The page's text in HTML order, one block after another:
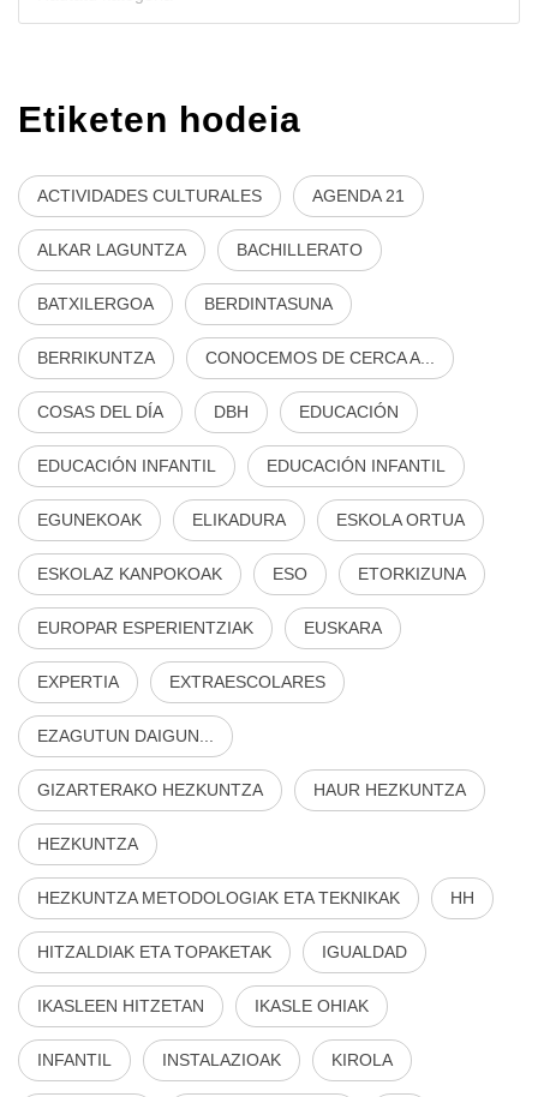
Etiketen hodeia
ACTIVIDADES CULTURALES AGENDA 21
ALKAR LAGUNTZA BACHILLERATO
BATXILERGOA BERDINTASUNA
BERRIKUNTZA CONOCEMOS DE CERCA A...
COSAS DEL DÍA DBH EDUCACIÓN
EDUCACIÓN INFANTIL EDUCACIÓN INFANTIL
EGUNEKOAK ELIKADURA ESKOLA ORTUA
ESKOLAZ KANPOKOAK ESO ETORKIZUNA
EUROPAR ESPERIENTZIAK EUSKARA
EXPERTIA EXTRAESCOLARES
EZAGUTUN DAIGUN...
GIZARTERAKO HEZKUNTZA HAUR HEZKUNTZA
HEZKUNTZA
HEZKUNTZA METODOLOGIAK ETA TEKNIKAK HH
HITZALDIAK ETA TOPAKETAK IGUALDAD
IKASLEEN HITZETAN IKASLE OHIAK
INFANTIL INSTALAZIOAK KIROLA